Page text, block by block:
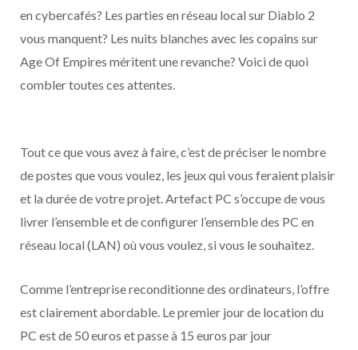
en cybercafés? Les parties en réseau local sur Diablo 2
vous manquent? Les nuits blanches avec les copains sur
Age Of Empires méritent une revanche? Voici de quoi
combler toutes ces attentes.
Tout ce que vous avez à faire, c’est de préciser le nombre
de postes que vous voulez, les jeux qui vous feraient plaisir
et la durée de votre projet. Artefact PC s’occupe de vous
livrer l’ensemble et de configurer l’ensemble des PC en
réseau local (LAN) où vous voulez, si vous le souhaitez.
Comme l’entreprise reconditionne des ordinateurs, l’offre
est clairement abordable. Le premier jour de location du
PC est de 50 euros et passe à 15 euros par jour